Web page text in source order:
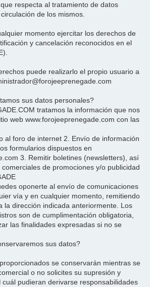
respecta al tratamiento de datos
de los mismos.
momento ejercitar los derechos de
y cancelación reconocidos en el
puede realizarlo el propio usuario a
sus datos personales?
tratamos la información que nos
web www.forojeeprenegade.com con las
al foro de internet 2. Envío de información
formularios dispuestos en
3. Remitir boletines (newsletters), así
de promociones y/o publicidad
oponerte al envío de comunicaciones
vía y en cualquier momento, remitiendo
la dirección indicada anteriormente. Los
son de cumplimentación obligatoria,
las finalidades expresadas si no se
sus datos?
se conservarán mientras se
o no solicites su supresión y
pudieran derivarse responsabilidades